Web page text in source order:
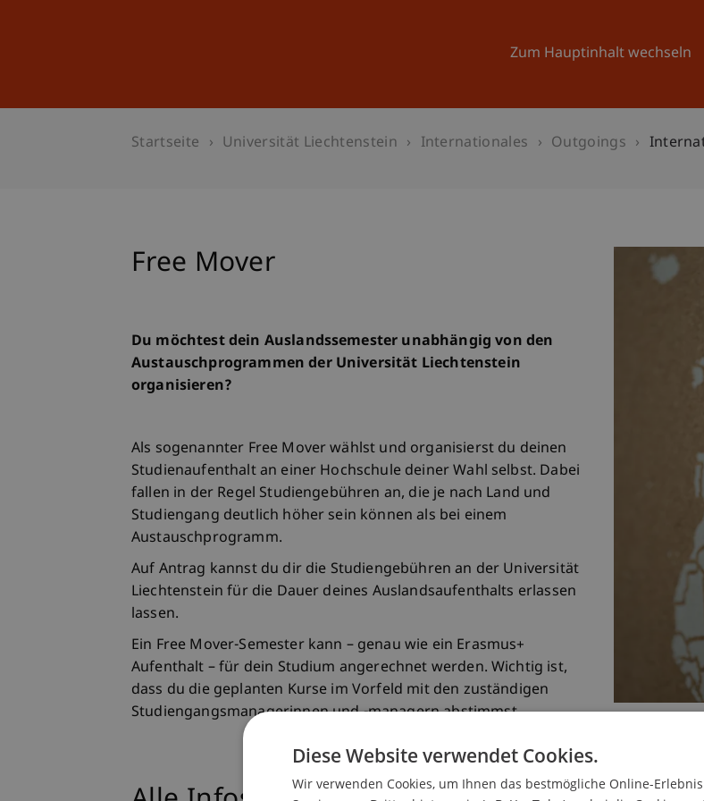
Zum Hauptinhalt wechseln
Universität Aktuelles
Startseite Universität Liechtenstein Internationales Outgoings
Free Mover
Du möchtest dein Auslandssemester unabhängig von den
Austauschprogrammen der Universität Liechtenstein
organisieren?
Als sogenannter Free Mover wählst und organisierst du deinen
Studienaufenthalt an einer Hochschule deiner Wahl selbst. Dabei
fallen in der Regel Studiengebühren an, die je nach Land und
Studiengang deutlich höher sein können als bei einem
Austauschprogramm.
Auf Antrag kannst du dir die Studiengebühren an der Universität
Liechtenstein für die Dauer deines Auslandsaufenthalts erlassen
lassen.
Ein Free Mover-Semester kann – genau wie ein Erasmus+
Aufenthalt – für dein Studium angerechnet werden. Wichtig ist,
dass du die geplanten Kurse im Vorfeld mit den zuständigen
Studiengangsmanagerinnen und -managern abstimmst.
Diese Website verwendet Cookies.
Wir verwenden Cookies, um Ihnen das bestmögliche Online-